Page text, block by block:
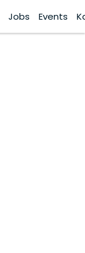
Jobs Events